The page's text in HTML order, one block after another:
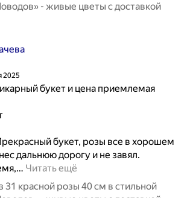
- живые цветы с доставкой
2025
букет и цена приемлемая
букет, розы все в хорошем
дальнюю дорогу и не завял.
… Читать ещё
31 красной розы 40 см в стильной